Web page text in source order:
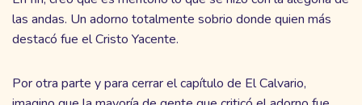
las andas. Un adorno totalmente sobrio donde quien más
destacó fue el Cristo Yacente.
Por otra parte y para cerrar el capítulo de El Calvario,